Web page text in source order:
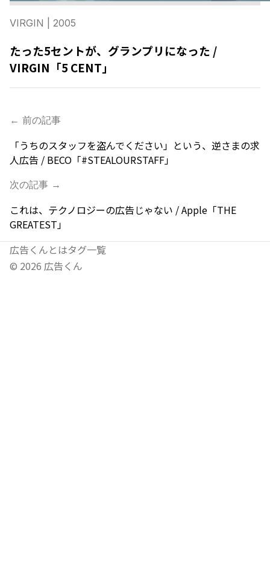
VIRGIN | 2005
たった5セントが、グランプリになった /
VIRGIN「5 CENT」
← 前の記事
「うちのスタッフを盗んでください」という、逆さまの求
人広告 / BECO「#STEALOURSTAFF」
次の記事 →
これは、テクノロジーの広告じゃない / Apple「THE
GREATEST」
広告くんとはタグ一覧
© 2026 広告くん